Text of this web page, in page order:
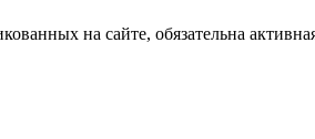
на сайте, обязательна